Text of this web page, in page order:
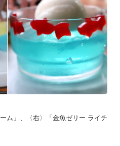
ム」、〈右〉「金魚ゼリー ライチ